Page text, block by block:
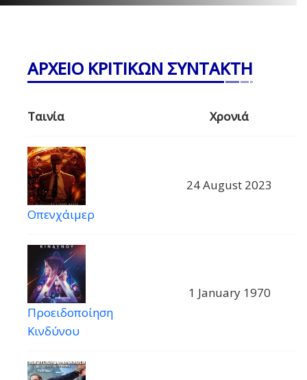
ΑΡΧΕΙΟ ΚΡΙΤΙΚΩΝ ΣΥΝΤΑΚΤΗ
Ταινία Χρονιά
Οπενχάιμερ
24 August 2023
Προειδοποίηση
Κινδύνου
1 January 1970